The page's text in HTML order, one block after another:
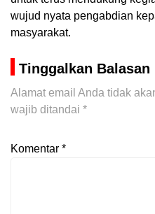
wujud nyata pengabdian
masyarakat.
Tinggalkan Balasan
Alamat email Anda tidak
wajib ditandai *
Komentar *